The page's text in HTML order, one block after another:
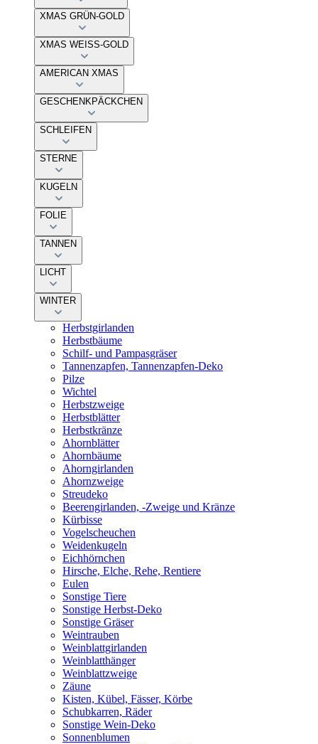
XMAS GRÜN-GOLD
XMAS WEISS-GOLD
AMERICAN XMAS
GESCHENKPÄCKCHEN
SCHLEIFEN
STERNE
KUGELN
FOLIE
TANNEN
LICHT
WINTER
Herbstgirlanden
Herbstbäume
Schilf- und Pampasgräser
Tannenzapfen, Tannenzapfen-Deko
Pilze
Wichtel
Herbstzweige
Herbstblätter
Herbstkränze
Ahornblätter
Ahornbäume
Ahorngirlanden
Ahornzweige
Streudeko
Beerengirlanden, -Zweige und Kränze
Kürbisse
Vogelscheuchen
Weidenkugeln
Eichhörnchen
Hirsche, Elche, Rehe, Rentiere
Eulen
Sonstige Tiere
Sonstige Herbst-Deko
Sonstige Gräser
Weintrauben
Weinblattgirlanden
Weinblatthänger
Weinblattzweige
Zäune
Kisten, Kübel, Fässer, Körbe
Schubkarren, Räder
Sonstige Wein-Deko
Sonnenblumen